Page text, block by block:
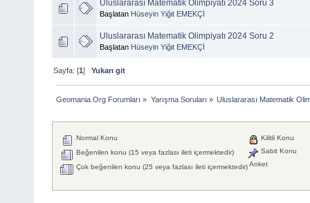
Uluslararası Matematik Olimpiyatı 2024 Soru 3
Başlatan Hüseyin Yiğit EMEKÇİ
Uluslararası Matematik Olimpiyatı 2024 Soru 2
Başlatan Hüseyin Yiğit EMEKÇİ
Sayfa: [1]Yukarı git
Geomania.Org Forumları » Yarışma Soruları » Uluslararası Matematik
Normal Konu
Beğenilen konu (15 veya fazlası ileti içermektedir)
Çok beğenilen konu (25 veya fazlası ileti içermektedir)
Kilitli Konu
Sabit Konu
Anket